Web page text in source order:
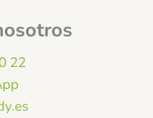
22